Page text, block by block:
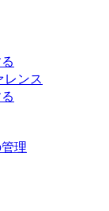
ンス
理